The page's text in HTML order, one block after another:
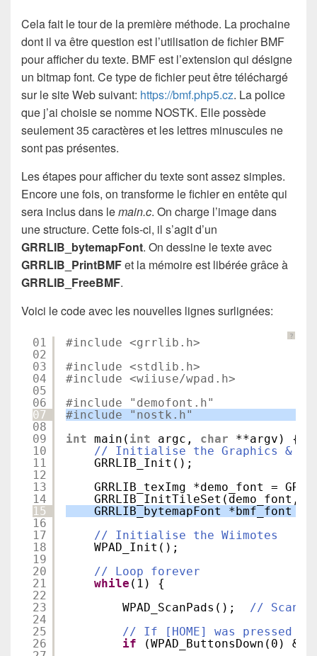
Cela fait le tour de la première méthode. La prochaine
dont il va être question est l’utilisation de fichier BMF
pour afficher du texte. BMF est l’extension qui désigne
un bitmap font. Ce type de fichier peut être téléchargé
sur le site Web suivant: https://bmf.php5.cz. La police
que j’ai choisie se nomme NOSTK. Elle possède
seulement 35 caractères et les lettres minuscules ne
sont pas présentes.
Les étapes pour afficher du texte sont assez simples.
Encore une fois, on transforme le fichier en entête qui
sera inclus dans lemain.c. On charge l’image dans
une structure. Cette fois-ci, il s’agit d’un
GRRLIB_bytemapFont. On dessine le texte avec
GRRLIB_PrintBMFet la mémoire est libérée grâce à
GRRLIB_FreeBMF.
Voici le code avec les nouvelles lignes surlignées:
?
01
02
03
04
05
06
07
08
09
10
11
12
13
14
15
16
17
18
19
20
21
22
23
24
25
26
#include <grrlib.h>
#include <stdlib.h>
#include <wiiuse/wpad.h>
#include "demofont.h"
#include "nostk.h"
int main( int argc, char
**argv) {
// Initialise the Graphics &
GRRLIB_Init();
GRRLIB_texImg *demo_font =
GRRLIB_InitTileSet(demo_font,
GRRLIB_bytemapFont *bmf_font =
// Initialise the Wiimotes
WPAD_Init();
// Loop forever
while (1) {
WPAD_ScanPads(); // Scan
// If [HOME] was pressed
if
(WPAD_ButtonsDown(0) &